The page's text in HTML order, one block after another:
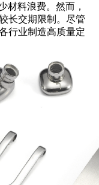
材料浪费。然而，
长交期限制。尽管
行业制造高质量定